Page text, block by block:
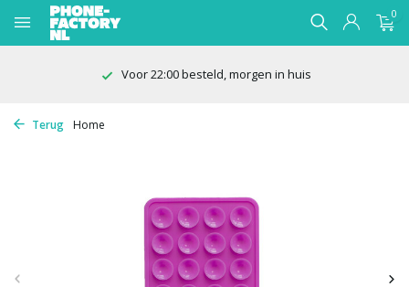
0
Voor 22:00 besteld, morgen in huis
Terug Home